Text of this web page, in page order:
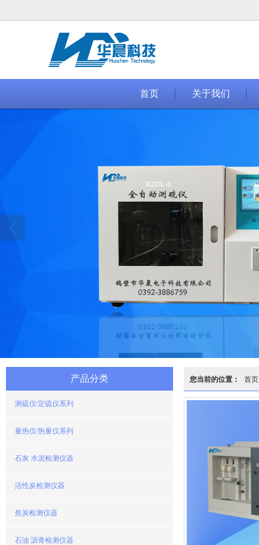
很遗憾，因您的浏览器版本过低
首页 关于我们
产品分类
测硫仪/定硫仪系列
量热仪/热量仪系列
石灰 水泥检测仪器
活性炭检测仪器
焦炭检测仪器
石油 沥青检测仪器
您当前的位置： 首页